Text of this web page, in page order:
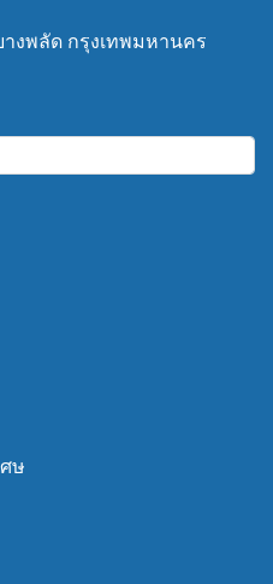
งพลัด กรุงเทพมหานคร
ษ